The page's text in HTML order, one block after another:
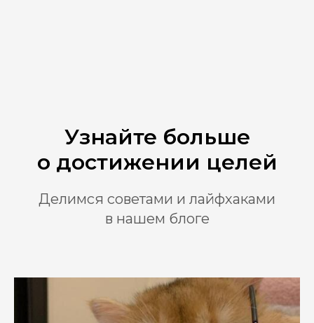
Узнайте больше
о достижении целей
Делимся советами и лайфхаками
в нашем блоге